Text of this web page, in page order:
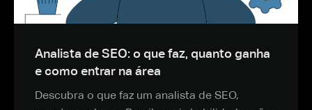
Analista de SEO: o que faz, quanto ganha
e como entrar na área
Descubra o que faz um analista de SEO,